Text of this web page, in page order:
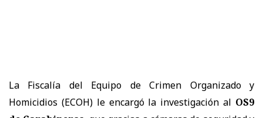
La Fiscalía del Equipo de Crimen Organizado y
Homicidios (ECOH) le encargó la investigación al OS9